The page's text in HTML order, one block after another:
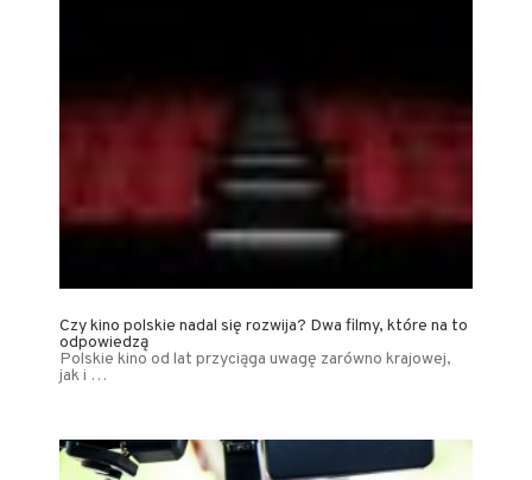
Czy kino polskie nadal się rozwija? Dwa filmy, które na to
odpowiedzą
Polskie kino od lat przyciąga uwagę zarówno krajowej,
jak i …